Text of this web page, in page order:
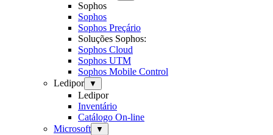
Sophos
Sophos
Sophos Preçário
Soluções Sophos:
Sophos Cloud
Sophos UTM
Sophos Mobile Control
Ledipor
▼
Ledipor
Inventário
Catálogo On-line
Microsoft
▼